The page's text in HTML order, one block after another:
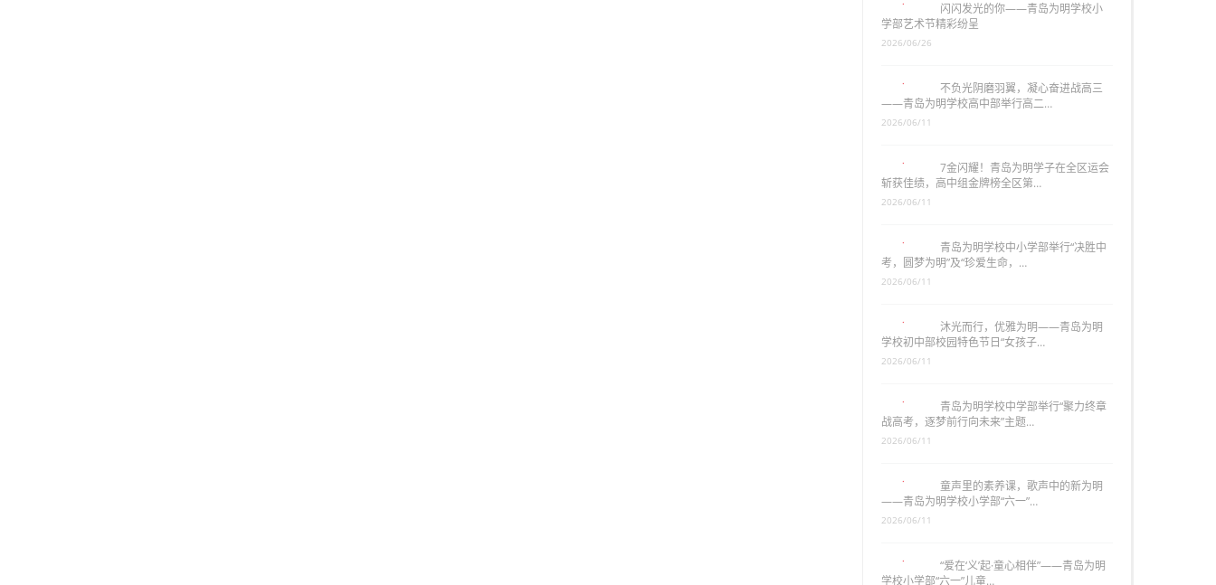
闪闪发光的你——青岛为明学校小
学部艺术节精彩纷呈
不负光阴磨羽翼，凝心奋进战高三
——青岛为明学校高中部举行高二…
7金闪耀！青岛为明学子在全区运会
斩获佳绩，高中组金牌榜全区第…
青岛为明学校中小学部举行“决胜中
考，圆梦为明”及“珍爱生命，…
沐光而行，优雅为明——青岛为明
学校初中部校园特色节日“女孩子…
青岛为明学校中学部举行“聚力终章
战高考，逐梦前行向未来”主题…
童声里的素养课，歌声中的新为明
——青岛为明学校小学部“六一”…
“爱在‘义’起·童心相伴”——青岛为明
学校小学部“六一”儿童…